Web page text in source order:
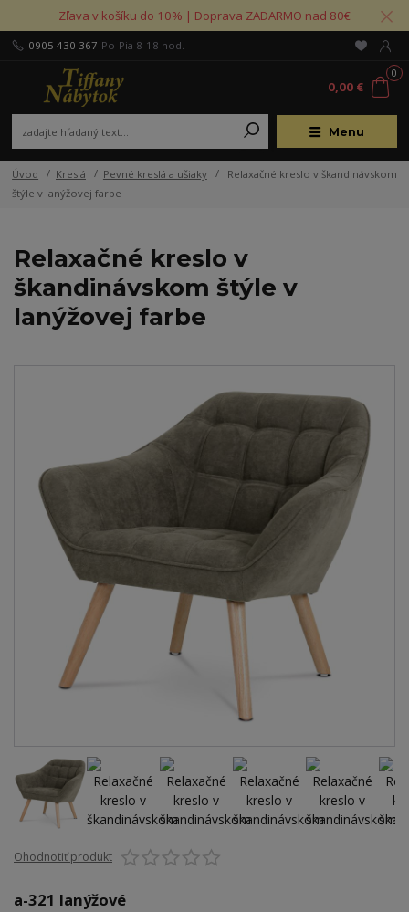
Zľava v košíku do 10% | Doprava ZADARMO nad 80€
Menu
0905 430 367 Po-Pia 8-18 hod.
0
0,00 €
Úvod Kreslá Pevné kreslá a ušiaky
Relaxačné kreslo v škandinávskom
štýle v lanýžovej farbe
Relaxačné kreslo v
škandinávskom štýle v
lanýžovej farbe
Ohodnotiť produkt
a-321 lanýžové